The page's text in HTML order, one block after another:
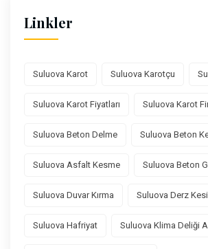
Linkler
Suluova Karot Suluova Karotçu
Suluova Karot Fiyatları Suluova Karot
Suluova Beton Delme Suluova Beton
Suluova Asfalt Kesme Suluova Beton
Suluova Duvar Kırma Suluova Derz
Suluova Hafriyat Suluova Klima Deliği